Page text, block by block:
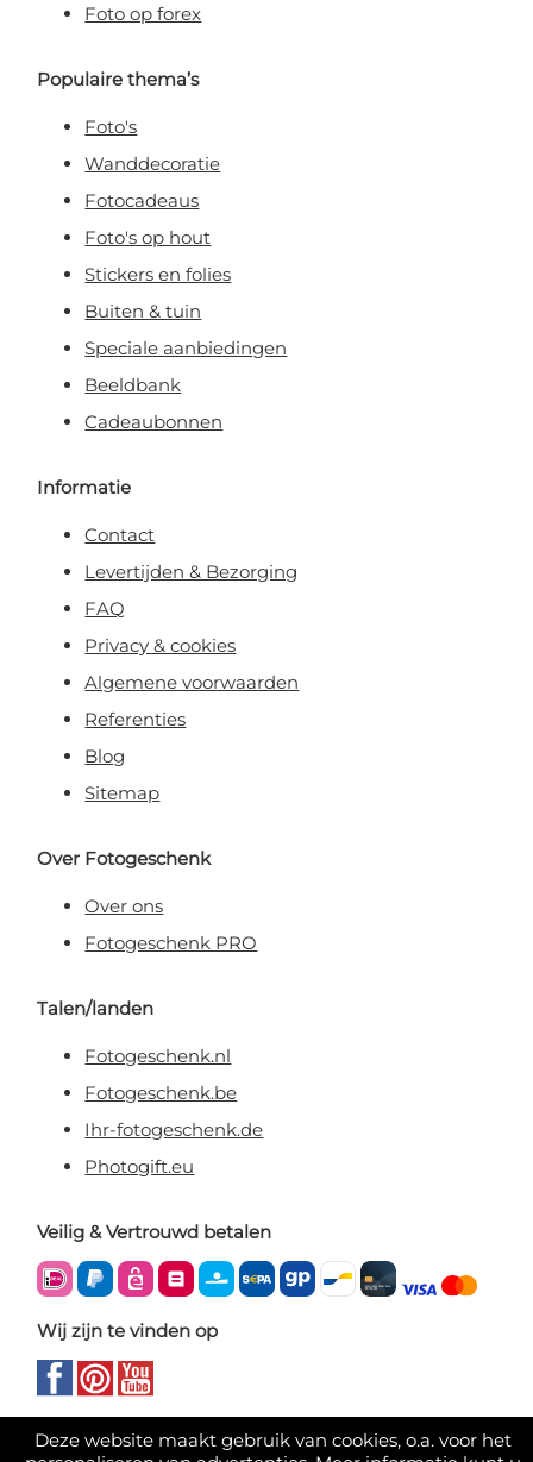
Deze website maakt gebruik van cookies, o.a. voor het
Foto op forex
Populaire thema’s
Foto's
Wanddecoratie
Fotocadeaus
Foto's op hout
Stickers en folies
Buiten & tuin
Speciale aanbiedingen
Beeldbank
Cadeaubonnen
Informatie
Contact
Levertijden & Bezorging
FAQ
Privacy & cookies
Algemene voorwaarden
Referenties
Blog
Sitemap
Over Fotogeschenk
Over ons
Fotogeschenk PRO
Talen/landen
Fotogeschenk.nl
Fotogeschenk.be
Ihr-fotogeschenk.de
Photogift.eu
Veilig & Vertrouwd betalen
Wij zijn te vinden op